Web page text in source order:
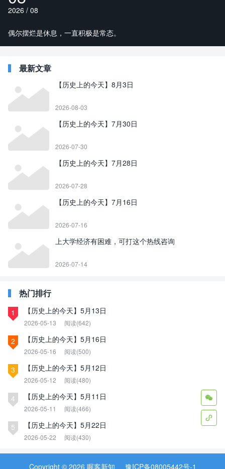
2026 / 08
偶尔摆烂是休息，一直积极是常态。
最新文章
【历史上的今天】8月3日
2026-08-03
【历史上的今天】7月30日
2026-07-30
【历史上的今天】7月28日
2026-07-28
【历史上的今天】7月16日
2026-07-16
上大学经济有困难，可打这个热线咨询
2026-07-14
热门排行
1 【历史上的今天】5月13日
2026-05-13 阅读(642)
2 【历史上的今天】5月16日
2026-05-16 阅读(500)
3 【历史上的今天】5月12日
2026-05-12 阅读(480)
4 【历史上的今天】5月11日
2026-05-11 阅读(466)
5 【历史上的今天】5月22日
2026-05-22 阅读(430)


Copyright © 2026 喔客新知 豫ICP备08005442号-1